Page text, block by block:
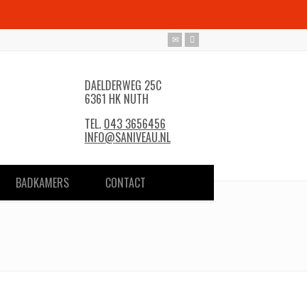
DAELDERWEG 25C
6361 HK NUTH
TEL. 043 3656456
INFO@SANIVEAU.NL
BADKAMERS CONTACT